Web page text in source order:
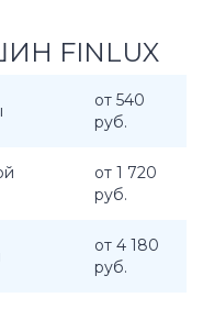
FINLUX
от 540
руб.
от 1 720
руб.
от 4 180
руб.